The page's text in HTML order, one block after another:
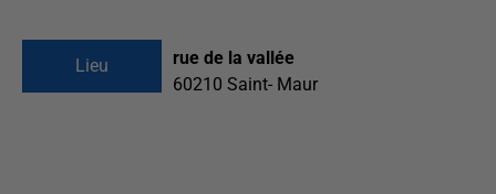
Lieu
rue de la vallée
60210 Saint- Maur